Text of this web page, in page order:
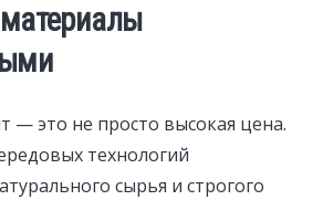
— это не просто высокая цена.
технологий
сырья и строгого